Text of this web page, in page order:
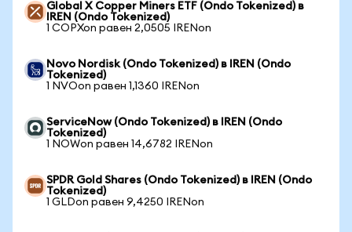
Global X Copper Miners ETF (Ondo Tokenized) в
IREN (Ondo Tokenized)
1 COPXon равен 2,0505 IRENon
Novo Nordisk (Ondo Tokenized) в IREN (Ondo
Tokenized)
1 NVOon равен 1,1360 IRENon
ServiceNow (Ondo Tokenized) в IREN (Ondo
Tokenized)
1 NOWon равен 14,6782 IRENon
SPDR Gold Shares (Ondo Tokenized) в IREN (Ondo
Tokenized)
1 GLDon равен 9,4250 IRENon